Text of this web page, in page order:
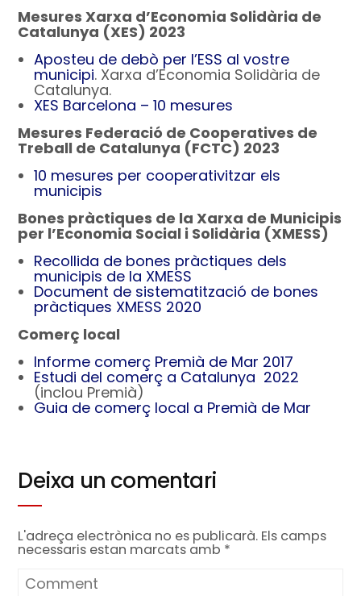
Mesures Xarxa d’Economia Solidària de
Catalunya (XES) 2023
Aposteu de debò per l’ESS al vostre
municipi. Xarxa d’Economia Solidària de
Catalunya.
XES Barcelona – 10 mesures
Mesures Federació de Cooperatives de
Treball de Catalunya (FCTC) 2023
10 mesures per cooperativitzar els
municipis
Bones pràctiques de la Xarxa de Municipis
per l’Economia Social i Solidària (XMESS)
Recollida de bones pràctiques dels
municipis de la XMESS
Document de sistematització de bones
pràctiques XMESS 2020
Comerç local
Informe comerç Premià de Mar 2017
Estudi del comerç a Catalunya 2022
(inclou Premià)
Guia de comerç local a Premià de Mar
Deixa un comentari
L'adreça electrònica no es publicarà. Els camps
necessaris estan marcats amb *